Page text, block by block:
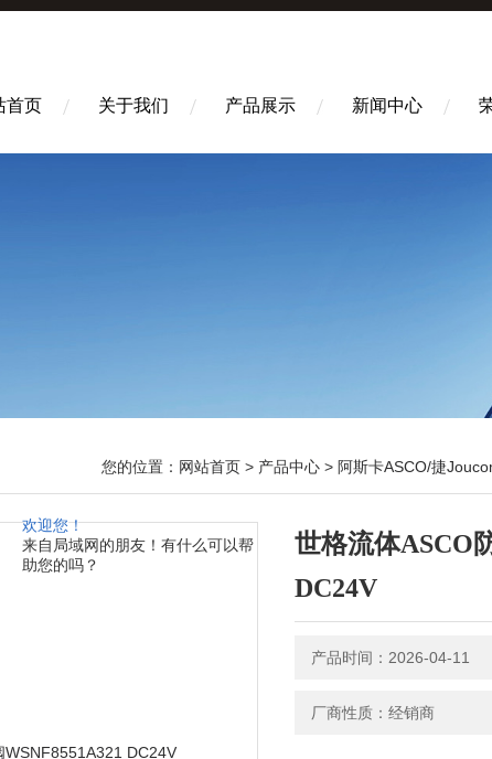
欢迎您！
来自局域网的朋友！有什么可以帮
助您的吗？
首页 关于我们 产品展示 新闻中心
您的位置： 网站首页 > 产品中心 > 阿斯卡ASCO/捷
世格流体ASCO
DC24V
产品时间：2026-04-11
厂商性质：经销商